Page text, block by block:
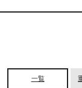
一覧